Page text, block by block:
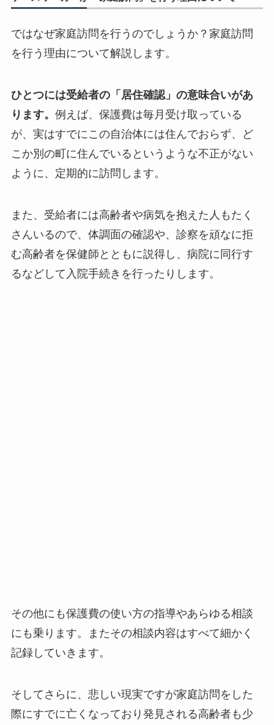
ではなぜ家庭訪問を行うのでしょうか？家庭訪問
を行う理由について解説します。
ひとつには受給者の「居住確認」の意味合いがあ
ります。 例えば、保護費は毎月受け取っている
が、実はすでにこの自治体には住んでおらず、ど
こか別の町に住んでいるというような不正がない
ように、定期的に訪問します。
また、受給者には高齢者や病気を抱えた人もたく
さんいるので、体調面の確認や、診察を頑なに拒
む高齢者を保健師とともに説得し、病院に同行す
るなどして入院手続きを行ったりします。
その他にも保護費の使い方の指導やあらゆる相談
にも乗ります。またその相談内容はすべて細かく
記録していきます。
そしてさらに、悲しい現実ですが家庭訪問をした
際にすでに亡くなっており発見される高齢者も少